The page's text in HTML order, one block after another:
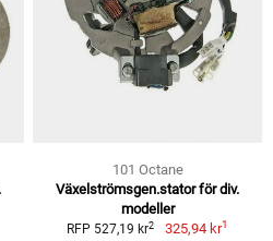
101 Octane
Växelströmsgen.stator för div.
modeller
RFP 527,19 kr2 325,94 kr1